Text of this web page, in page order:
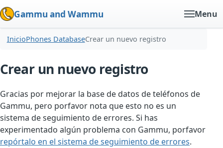
Gammu and Wammu Menu
InicioPhones DatabaseCrear un nuevo registro
Crear un nuevo registro
Gracias por mejorar la base de datos de teléfonos de
Gammu, pero porfavor nota que esto no es un
sistema de seguimiento de errores. Si has
experimentado algún problema con Gammu, porfavor
repórtalo en el sistema de seguimiento de errores.